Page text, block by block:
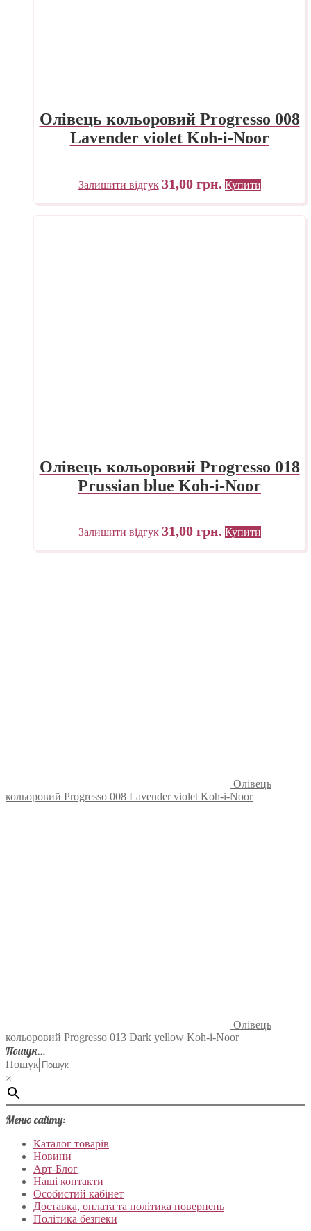
Олівець кольоровий Progresso 008
Lavender violet Koh-i-Noor
Залишити відгук 31,00 грн. Купити
Олівець кольоровий Progresso 018
Prussian blue Koh-i-Noor
Залишити відгук 31,00 грн. Купити
Олівець
кольоровий Progresso 008 Lavender violet Koh-i-Noor
Олівець
кольоровий Progresso 013 Dark yellow Koh-i-Noor
Пошук…
Пошук
×
Меню сайту:
Каталог товарів
Новини
Арт-Блог
Наші контакти
Особистий кабінет
Доставка, оплата та політика повернень
Політика безпеки